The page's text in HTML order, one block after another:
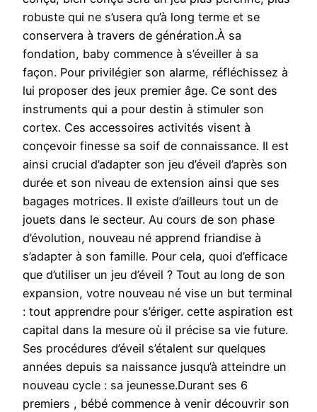
robuste qui ne s’usera qu’à long terme et se
conservera à travers de génération.À sa
fondation, baby commence à s’éveiller à sa
façon. Pour privilégier son alarme, réfléchissez à
lui proposer des jeux premier âge. Ce sont des
instruments qui a pour destin à stimuler son
cortex. Ces accessoires activités visent à
conçevoir finesse sa soif de connaissance. Il est
ainsi crucial d’adapter son jeu d’éveil d’après son
durée et son niveau de extension ainsi que ses
bagages motrices. Il existe d’ailleurs tout un de
jouets dans le secteur. Au cours de son phase
d’évolution, nouveau né apprend friandise à
s’adapter à son famille. Pour cela, quoi d’efficace
que d’utiliser un jeu d’éveil ? Tout au long de son
expansion, votre nouveau né vise un but terminal
: tout apprendre pour s’ériger. cette aspiration est
capital dans la mesure où il précise sa vie future.
Ses procédures d’éveil s’étalent sur quelques
années depuis sa naissance jusqu’à atteindre un
nouveau cycle : sa jeunesse.Durant ses 6
premiers , bébé commence à venir découvrir son